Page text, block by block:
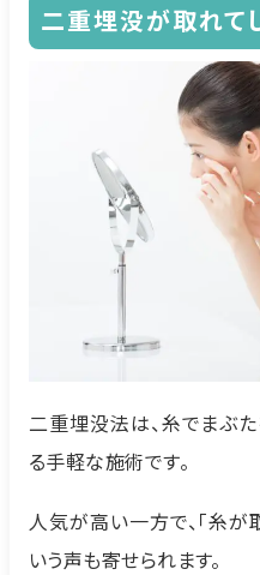
二重埋没が取れて
二重埋没法は、糸でまぶ
る手軽な施術です。
人気が高い一方で、「糸
いう声も寄せられます。